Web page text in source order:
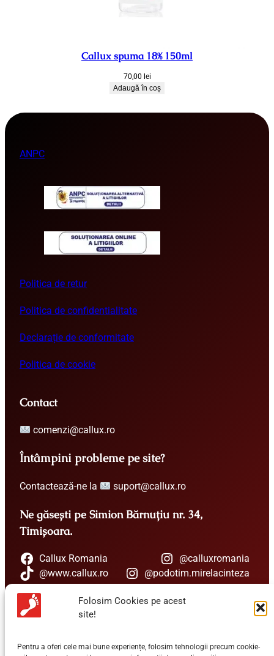
Folosim Cookies pe acest
site!
Pentru a oferi cele mai bune experiențe, folosim tehnologii precum cookie-
Callux spuma 18% 150ml
70,00 lei
Adaugă în coș
ANPC
Politica de retur
Politica de confidentialitate
Declarație de conformitate
Politica de cookie
Contact
comenzi@callux.ro
Întâmpini probleme pe site?
Contactează-ne la suport@callux.ro
Ne găsești pe Simion Bărnuțiu nr. 34,
Timișoara.
Callux Romania
@calluxromania
@www.callux.ro
@podotim.mirelacinteza
Un expert îți stă la dispoziție
+40 741 147 745